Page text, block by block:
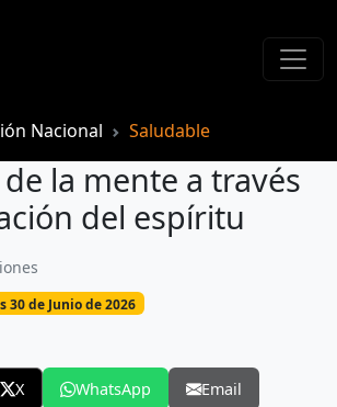
Nacional Saludable
la mente a través
del espíritu
30 de Junio de 2026
X WhatsApp Email